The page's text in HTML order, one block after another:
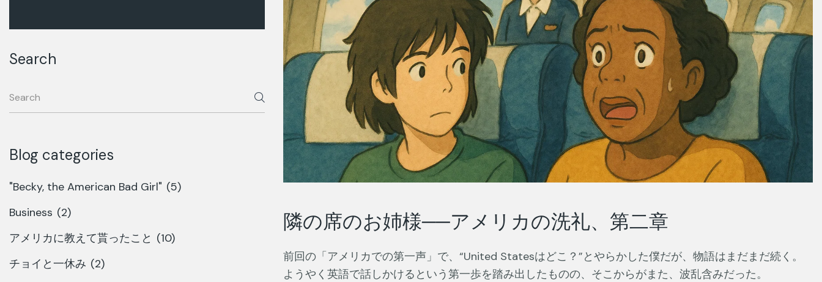
隣の席のお姉様──アメリカの洗礼、第二章
前回の「アメリカでの第一声」で、“United Statesはどこ？”とやらかした僕だが、物語はまだまだ続く。
ようやく英語で話しかけるという第一歩を踏み出したものの、そこからがまた、波乱含みだった。
Search
Blog categories
"Becky, the American Bad Girl" (5)
Business (2)
アメリカに教えて貰ったこと (10)
チョイと一休み (2)